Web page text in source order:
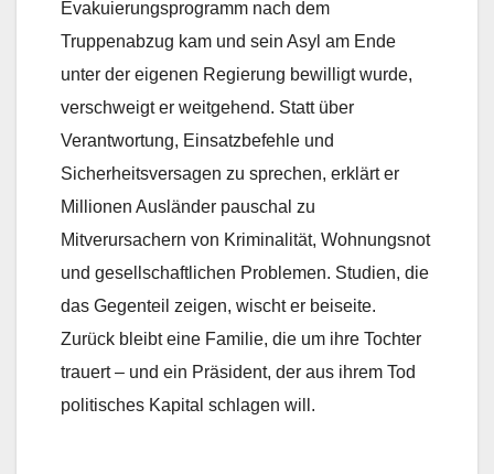
Evakuierungsprogramm nach dem
Truppenabzug kam und sein Asyl am Ende
unter der eigenen Regierung bewilligt wurde,
verschweigt er weitgehend. Statt über
Verantwortung, Einsatzbefehle und
Sicherheitsversagen zu sprechen, erklärt er
Millionen Ausländer pauschal zu
Mitverursachern von Kriminalität, Wohnungsnot
und gesellschaftlichen Problemen. Studien, die
das Gegenteil zeigen, wischt er beiseite.
Zurück bleibt eine Familie, die um ihre Tochter
trauert – und ein Präsident, der aus ihrem Tod
politisches Kapital schlagen will.